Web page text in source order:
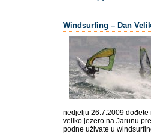
Windsurfing – Dan
nedjelju 26.7.2009 dođete
veliko jezero na Jarunu
podne uživate u